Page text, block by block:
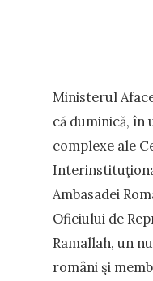
Ministerul
că duminică,
complexe ale
Ambasadei
Oficiului de
Ramallah, un
români şi